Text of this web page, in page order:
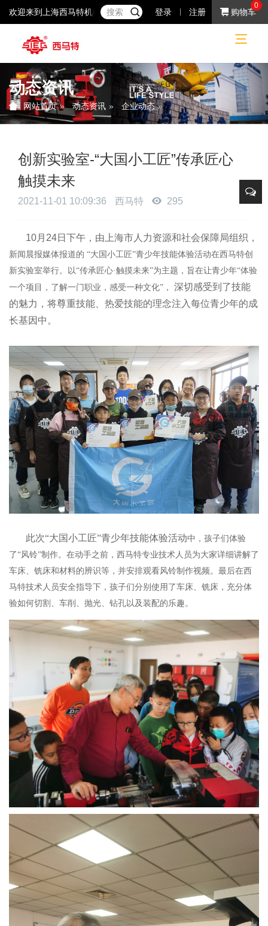
欢迎来到上海西马特机械制造有限公司！37年专注于小机床产品的研
登录 注册 购物车
0
动态资讯
网站首页 动态资讯 企业动态
创新实验室-“大国小工匠”传承匠心
触摸未来
2021-11-01 10:09:36 西马特 295
10月24日下午，由上海市人力资源和社会保障局组织，
新闻晨报媒体报道的 “大国小工匠”青少年技能体验活动在西马特创
新实验室举行。以“传承匠心·触摸未来”为主题，旨在让青少年“体验
一个项目，了解一门职业，感受一种文化”，
深切感受到了技能
的魅力，将尊重技能、热爱技能的理念注入每位青少年的成
长基因中。
此次“大国小工匠”青少年技能体验活动中，孩子们体验
了“风铃”制作。在动手之前，西马特专业技术人员为大家详细讲解了
车床、铣床和材料的辨识等，并安排观看风铃制作视频。最后在西
马特技术人员安全指导下，孩子们分别使用了车床、铣床，充分体
验如何切割、车削、抛光、钻孔以及装配的乐趣。